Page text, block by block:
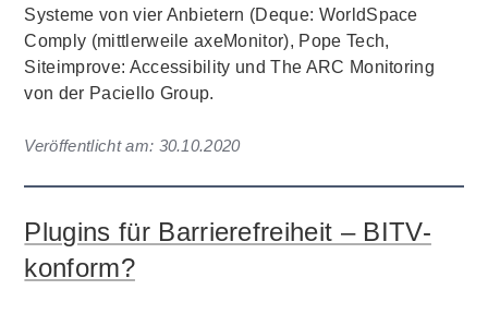
Systeme von vier Anbietern (Deque: WorldSpace
Comply (mittlerweile axeMonitor), Pope Tech,
Siteimprove: Accessibility und The ARC Monitoring
von der Paciello Group.
Veröffentlicht am: 30.10.2020
Plugins für Barrierefreiheit – BITV-
konform?